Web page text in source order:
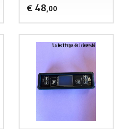
€ 48,00